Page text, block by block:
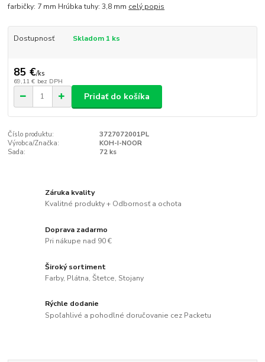
farbičky: 7 mm Hrúbka tuhy: 3,8 mm celý popis
Dostupnosť Skladom 1 ks
85 €/ks
69,11 € bez DPH
Pridať do košíka
Číslo produktu:
3727072001PL
Výrobca/Značka:
KOH-I-NOOR
Sada:
72 ks
Záruka kvality
Kvalitné produkty + Odbornosť a ochota
Doprava zadarmo
Pri nákupe nad 90 €
Široký sortiment
Farby, Plátna, Štetce, Stojany
Rýchle dodanie
Spoľahlivé a pohodlné doručovanie cez Packetu